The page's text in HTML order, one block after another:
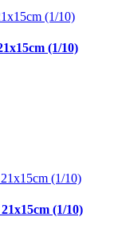
(1/10)
(1/10)